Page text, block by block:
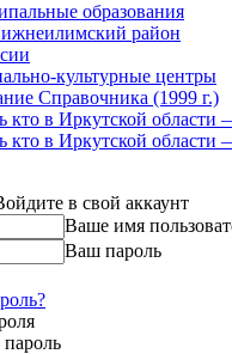
образования
район
культурные центры
Справочника (1999 г.)
кто в Иркутской
кто в Иркутской
в свой аккаунт
Ваше имя
Ваш пароль